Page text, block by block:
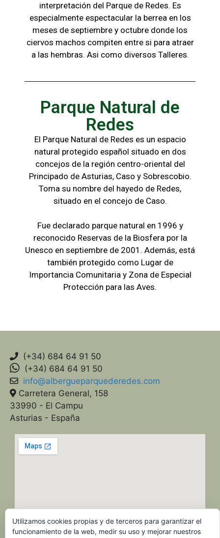
interpretación del Parque de Redes. Es
especialmente espectacular la berrea en los
meses de septiembre y octubre donde los
ciervos machos compiten entre si para atraer
a las hembras. Asi como diversos Talleres.
Parque Natural de
Redes
El Parque Natural de Redes es un espacio
natural protegido español situado en dos
concejos de la región centro-oriental del
Principado de Asturias, Caso y Sobrescobio.
Toma su nombre del hayedo de Redes,
situado en el concejo de Caso.
Fue declarado parque natural en 1996 y
reconocido Reservas de la Biosfera por la
Unesco en septiembre de 2001. Además, está
también protegido como Lugar de
Importancia Comunitaria y Zona de Especial
Protección para las Aves.
(+34) 684 64 91 50
(+34) 684 64 91 50
info@albergueparquederedes.com
Carretera General, 158
33990 - El Campu
Asturias - España
Utilizamos cookies propias y de terceros para garantizar el
funcionamiento de la web, medir su uso y mejorar nuestros